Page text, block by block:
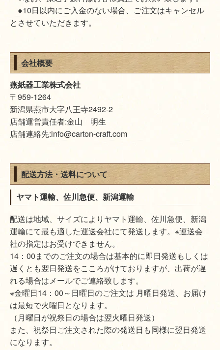
●10日以内にご入金のない場合、ご注文はキャンセル
とさせていただきます。
会社概要
燕紙器工業株式会社
〒959-1264
新潟県燕市大字八王寺2492-2
店舗運営責任者:金山 明生
店舗連絡先:info@carton-craft.com
配送方法・送料について
ヤマト運輸、佐川急便、新潟運輸
配送は地域、サイズによりヤマト運輸、佐川急便、新潟
運輸にて最も適した運送会社にて発送します。※運送会
社の指定はお受けできません。
14：00までのご注文の場合は基本的に即日発送もしくは
遅くとも翌日発送をこころがけておりますが、出荷が遅
れる場合はメールでご連絡致します。
※金曜日14：00～日曜日のご注文は 月曜日発送、お届け
は最短で火曜日となります。
（月曜日が祝祭日の場合は翌火曜日発送）
また、祝祭日ご注文された際の発送日も同様に翌日発送
になります。